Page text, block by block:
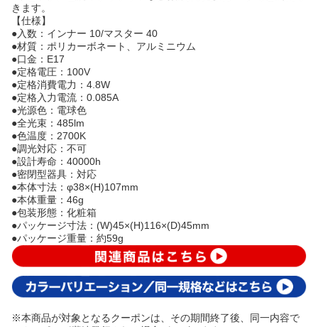
きます。
【仕様】
●入数：インナー 10/マスター 40
●材質：ポリカーボネート、アルミニウム
●口金：E17
●定格電圧：100V
●定格消費電力：4.8W
●定格入力電流：0.085A
●光源色：電球色
●全光束：485lm
●色温度：2700K
●調光対応：不可
●設計寿命：40000h
●密閉型器具：対応
●本体寸法：φ38×(H)107mm
●本体重量：46g
●包装形態：化粧箱
●パッケージ寸法：(W)45×(H)116×(D)45mm
●パッケージ重量：約59g
※本商品が対象となるクーポンは、その期間終了後、同一内容で